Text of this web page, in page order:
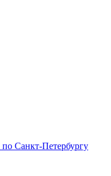
по Санкт-Петербургу